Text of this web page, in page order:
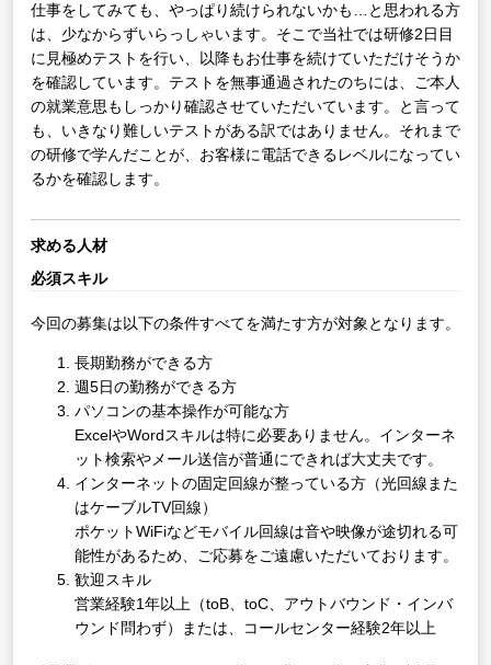
仕事をしてみても、やっぱり続けられないかも…と思われる方
は、少なからずいらっしゃいます。そこで当社では研修2日目
に見極めテストを行い、以降もお仕事を続けていただけそうか
を確認しています。テストを無事通過されたのちには、ご本人
の就業意思もしっかり確認させていただいています。と言って
も、いきなり難しいテストがある訳ではありません。それまで
の研修で学んだことが、お客様に電話できるレベルになってい
るかを確認します。
求める人材
必須スキル
今回の募集は以下の条件すべてを満たす方が対象となります。
長期勤務ができる方
週5日の勤務ができる方
パソコンの基本操作が可能な方
ExcelやWordスキルは特に必要ありません。インターネ
ット検索やメール送信が普通にできれば大丈夫です。
インターネットの固定回線が整っている方（光回線また
はケーブルTV回線）
ポケットWiFiなどモバイル回線は音や映像が途切れる可
能性があるため、ご応募をご遠慮いただいております。
歓迎スキル
営業経験1年以上（toB、toC、アウトバウンド・インバ
ウンド問わず）または、コールセンター経験2年以上